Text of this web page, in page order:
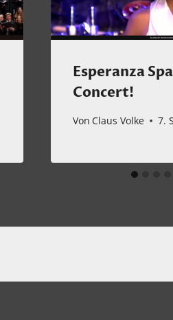
Esperanza
Concert!
Von Claus Volke 7.